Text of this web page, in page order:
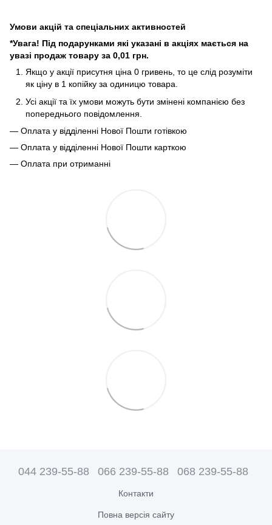
Умови акцій та спеціальних активностей
*Увага! Під подарунками які указані в акціях мається на
увазі продаж товару за 0,01 грн.
Якщо у акції присутня ціна 0 гривень, то це слід розуміти
як ціну в 1 копійку за одиницю товара.
Усі акції та їх умови можуть бути змінені компанією без
попереднього повідомлення.
— Оплата у відділенні Нової Пошти готівкою
— Оплата у відділенні Нової Пошти карткою
— Оплата при отриманні
044 239-55-88 066 239-55-88 068 239-55-88
Контакти
Повна версія сайту